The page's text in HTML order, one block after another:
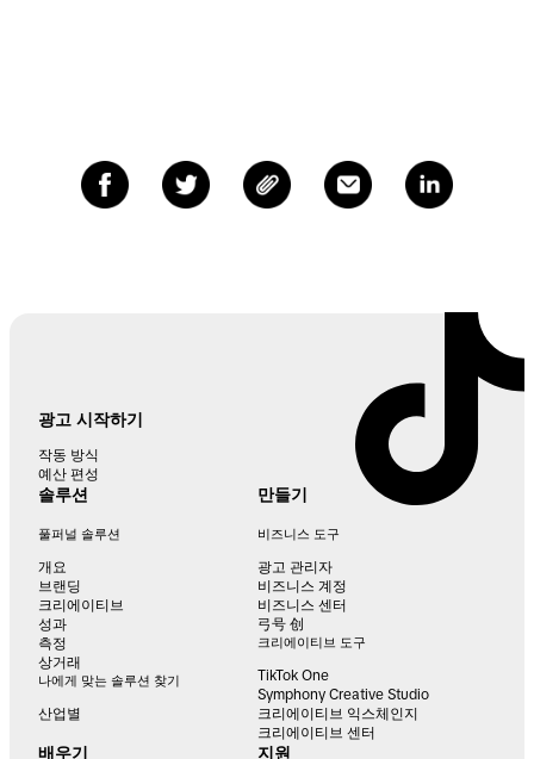
광고 시작하기
작동 방식
예산 편성
솔루션
풀퍼널 솔루션
개요
브랜딩
크리에이티브
성과
측정
상거래
나에게 맞는 솔루션 찾기
산업별
만들기
비즈니스 도구
광고 관리자
비즈니스 계정
비즈니스 센터
弓号 创
크리에이티브 도구
TikTok One
Symphony Creative Studio
크리에이티브 익스체인지
크리에이티브 센터
배우기 지원